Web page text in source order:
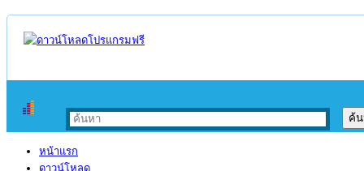
หน้าแรก
ดาวน์โหลด